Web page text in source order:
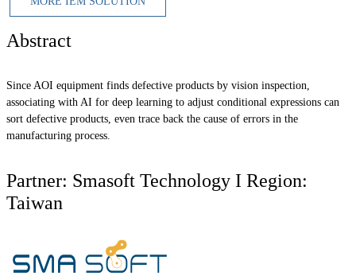
Abstract
Since AOI equipment finds defective products by vision inspection,
associating with AI for deep learning to adjust conditional expressions can
sort defective products, even trace back the cause of errors in the
manufacturing process.
Partner: Smasoft Technology I Region:
Taiwan